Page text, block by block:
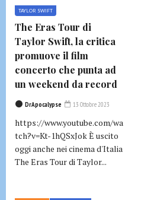
TAYLOR SWIFT
The Eras Tour di
Taylor Swift, la critica
promuove il film
concerto che punta ad
un weekend da record
DrApocalypse 13 Ottobre 2023
https://www.youtube.com/wa
tch?v=Kt-1hQSxJok È uscito
oggi anche nei cinema d'Italia
The Eras Tour di Taylor...